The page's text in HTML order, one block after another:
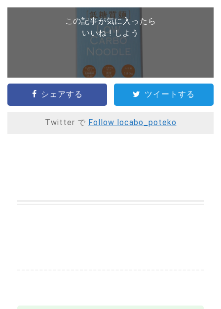
この記事が気に入ったら
いいね ! しよう
シェアする ツイートする
Twitter で Follow locabo_poteko